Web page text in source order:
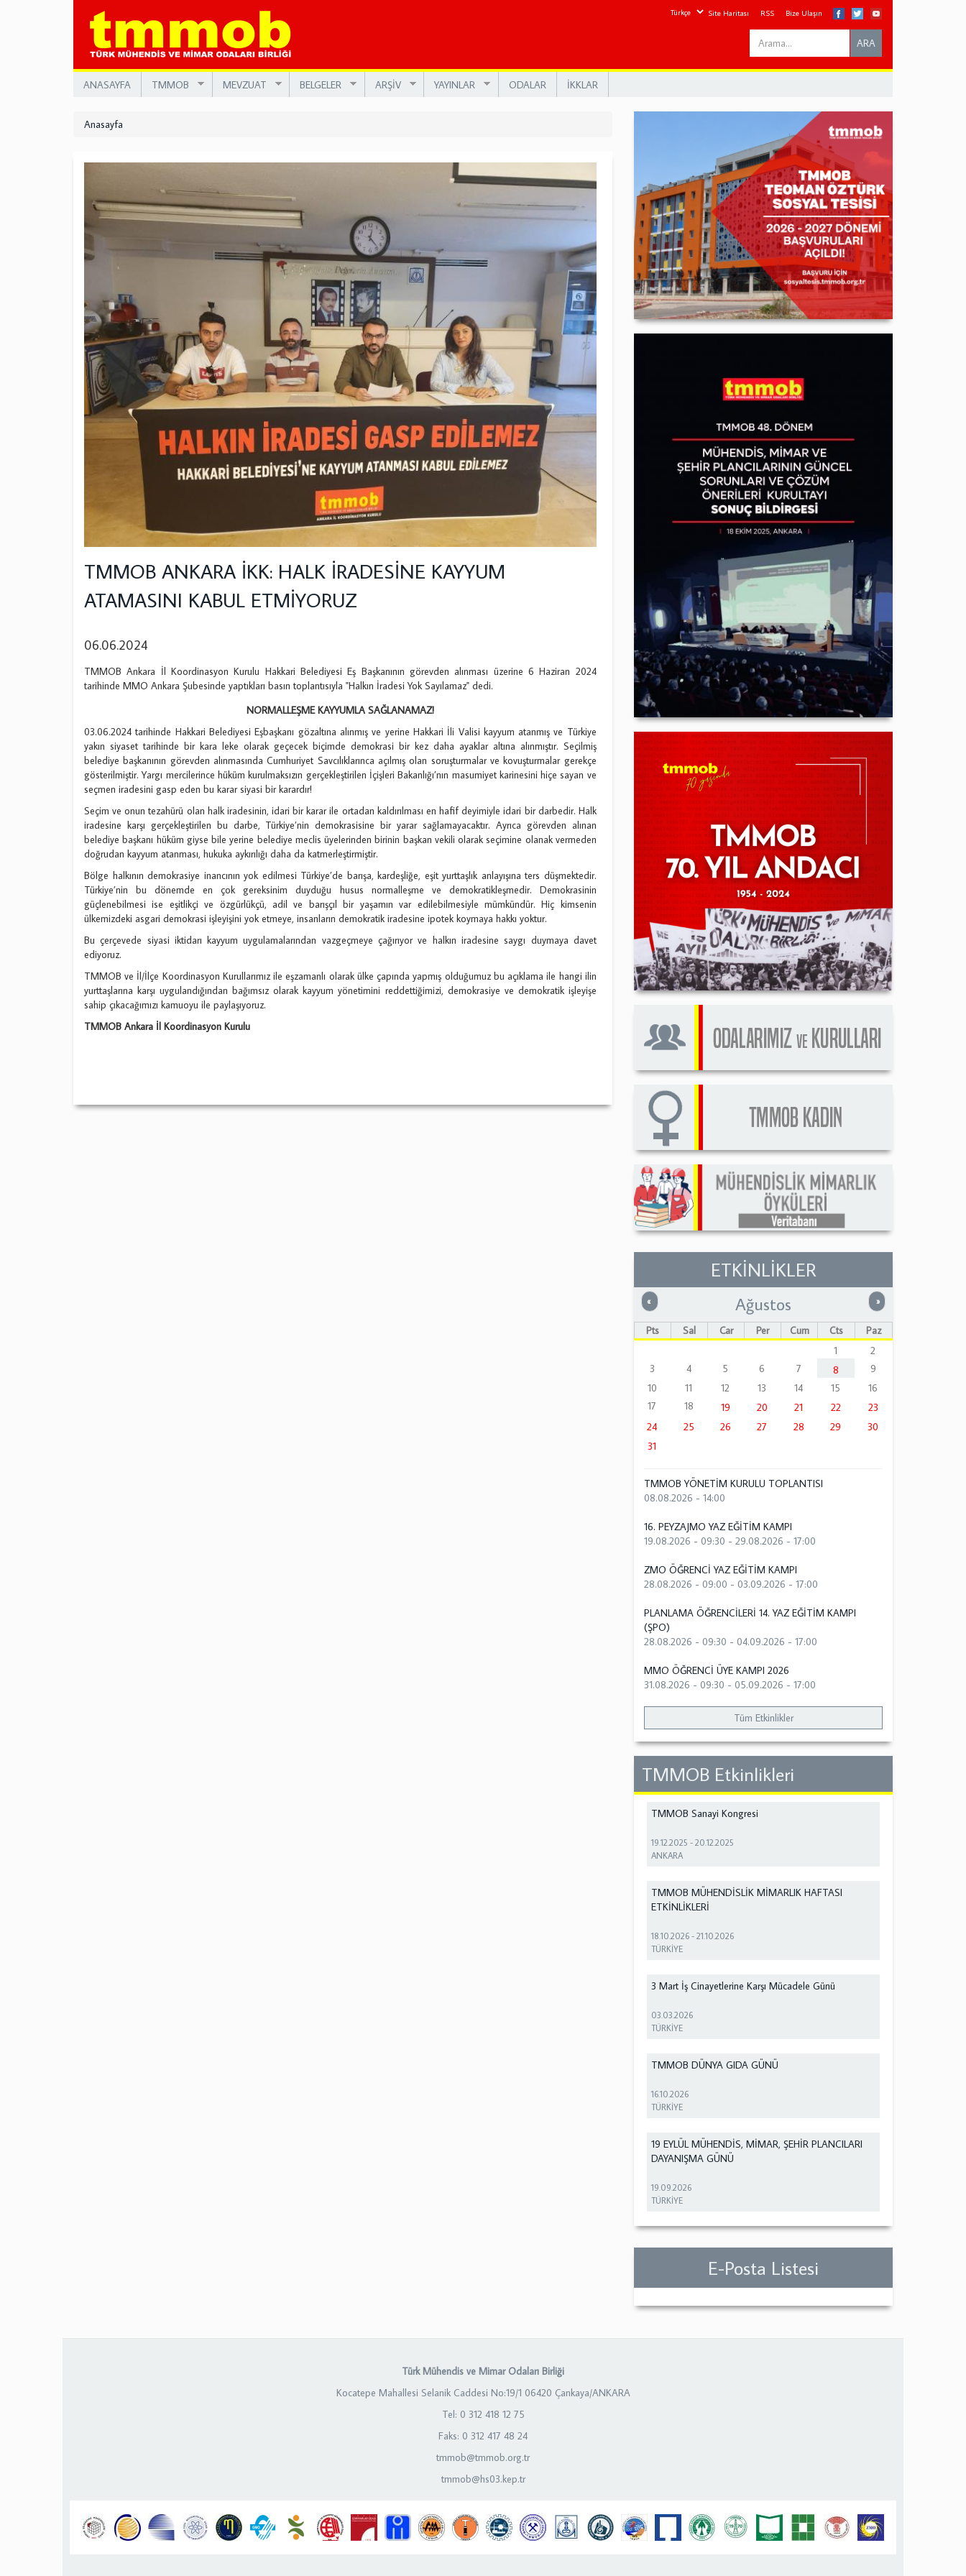
Site Haritası RSS Bize Ulaşın
Search
this
ARA
ANASAYFA TMMOB MEVZUAT BELGELER ARŞİV YAYINLAR ODALAR İKKLAR
Anasayfa
TMMOB ANKARA İKK: HALK İRADESİNE KAYYUM
ATAMASINI KABUL ETMİYORUZ
06.06.2024
TMMOB Ankara İl Koordinasyon Kurulu Hakkari Belediyesi Eş Başkanının görevden alınması üzerine 6 Haziran 2024
tarihinde MMO Ankara Şubesinde yaptıkları basın toplantısıyla "Halkın İradesi Yok Sayılamaz" dedi.
NORMALLEŞME KAYYUMLA SAĞLANAMAZ!
03.06.2024 tarihinde Hakkari Belediyesi Eşbaşkanı gözaltına alınmış ve yerine Hakkari İli Valisi kayyum atanmış ve Türkiye
yakın siyaset tarihinde bir kara leke olarak geçecek biçimde demokrasi bir kez daha ayaklar altına alınmıştır. Seçilmiş
belediye başkanının görevden alınmasında Cumhuriyet Savcılıklarınca açılmış olan soruşturmalar ve kovuşturmalar gerekçe
gösterilmiştir. Yargı mercilerince hüküm kurulmaksızın gerçekleştirilen İçişleri Bakanlığı’nın masumiyet karinesini hiçe sayan ve
seçmen iradesini gasp eden bu karar siyasi bir karardır!
Seçim ve onun tezahürü olan halk iradesinin, idari bir karar ile ortadan kaldırılması en hafif deyimiyle idari bir darbedir. Halk
iradesine karşı gerçekleştirilen bu darbe, Türkiye’nin demokrasisine bir yarar sağlamayacaktır. Ayrıca görevden alınan
belediye başkanı hüküm giyse bile yerine belediye meclis üyelerinden birinin başkan vekili olarak seçimine olanak vermeden
doğrudan kayyum atanması, hukuka aykırılığı daha da katmerleştirmiştir.
Bölge halkının demokrasiye inancının yok edilmesi Türkiye’de barışa, kardeşliğe, eşit yurttaşlık anlayışına ters düşmektedir.
Türkiye’nin bu dönemde en çok gereksinim duyduğu husus normalleşme ve demokratikleşmedir. Demokrasinin
güçlenebilmesi ise eşitlikçi ve özgürlükçü, adil ve barışçıl bir yaşamın var edilebilmesiyle mümkündür. Hiç kimsenin
ülkemizdeki asgari demokrasi işleyişini yok etmeye, insanların demokratik iradesine ipotek koymaya hakkı yoktur.
Bu çerçevede siyasi iktidarı kayyum uygulamalarından vazgeçmeye çağırıyor ve halkın iradesine saygı duymaya davet
ediyoruz.
TMMOB ve İl/İlçe Koordinasyon Kurullarımız ile eşzamanlı olarak ülke çapında yapmış olduğumuz bu açıklama ile hangi ilin
yurttaşlarına karşı uygulandığından bağımsız olarak kayyum yönetimini reddettiğimizi, demokrasiye ve demokratik işleyişe
sahip çıkacağımızı kamuoyu ile paylaşıyoruz.
TMMOB Ankara İl Koordinasyon Kurulu
ETKİNLİKLER
« Önceki »Sonraki
Ağustos
Pts Sal Çar Per Cum Cts
Paz
1
2
3
4 5 6 7 8
9
10
11 12 13 14 15
16
17
18 19 20 21 22
23
24
25 26 27 28 29
30
31
TMMOB YÖNETİM KURULU TOPLANTISI
08.08.2026 - 14:00
16. PEYZAJMO YAZ EĞİTİM KAMPI
19.08.2026 - 09:30 -29.08.2026 - 17:00
ZMO ÖĞRENCİ YAZ EĞİTİM KAMPI
28.08.2026 - 09:00 -03.09.2026 - 17:00
PLANLAMA ÖĞRENCİLERİ 14. YAZ EĞİTİM KAMPI
(ŞPO)
28.08.2026 - 09:30 -04.09.2026 - 17:00
MMO ÖĞRENCİ ÜYE KAMPI 2026
31.08.2026 - 09:30 -05.09.2026 - 17:00
Tüm Etkinlikler
TMMOB Etkinlikleri
TMMOB Sanayi Kongresi
19.12.2025 -20.12.2025
ANKARA
TMMOB MÜHENDİSLİK MİMARLIK HAFTASI
ETKİNLİKLERİ
18.10.2026 -21.10.2026
TÜRKİYE
3 Mart İş Cinayetlerine Karşı Mücadele Günü
03.03.2026
TÜRKİYE
TMMOB DÜNYA GIDA GÜNÜ
16.10.2026
TÜRKİYE
19 EYLÜL MÜHENDİS, MİMAR, ŞEHİR PLANCILARI
DAYANIŞMA GÜNÜ
19.09.2026
TÜRKİYE
E-Posta Listesi
Türk Mühendis ve Mimar Odaları Birliği
Kocatepe Mahallesi Selanik Caddesi No:19/1 06420 Çankaya/ANKARA
Tel: 0 312 418 12 75
Faks: 0 312 417 48 24
tmmob@tmmob.org.tr
tmmob@hs03.kep.tr